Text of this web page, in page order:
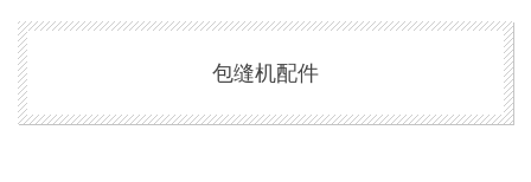
包缝机配件